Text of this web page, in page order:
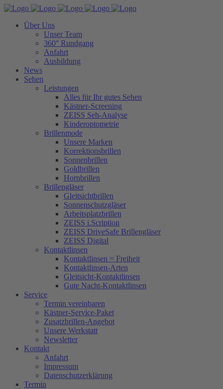
Über Uns
Unser Team
360° Rundgang
Anfahrt
Ausbildung
News
Sehen
Leistungen
Alles für Ihr gutes Sehen
Kästner-Screening
ZEISS Seh-Analyse
Kinderoptometrie
Brillenmode
Unsere Marken
Korrektionsbrillen
Sonnenbrillen
Goldbrillen
Hornbrillen
Brillengläser
Gleitsichtbrillen
Sonnenschutzgläser
Arbeitsplatzbrillen
ZEISS i.Scription
ZEISS DriveSafe Brillengläser
ZEISS Digital
Kontaktlinsen
Kontaktlinsen = Freiheit
Kontaktlinsen-Arten
Gleitsicht-Kontaktlinsen
Gute Nacht-Kontaktlinsen
Service
Termin vereinbaren
Kästner-Service-Paket
Zusatzbrillen-Angebot
Unsere Werkstatt
Newsletter
Kontakt
Anfahrt
Impressum
Datenschutzerklärung
Termin